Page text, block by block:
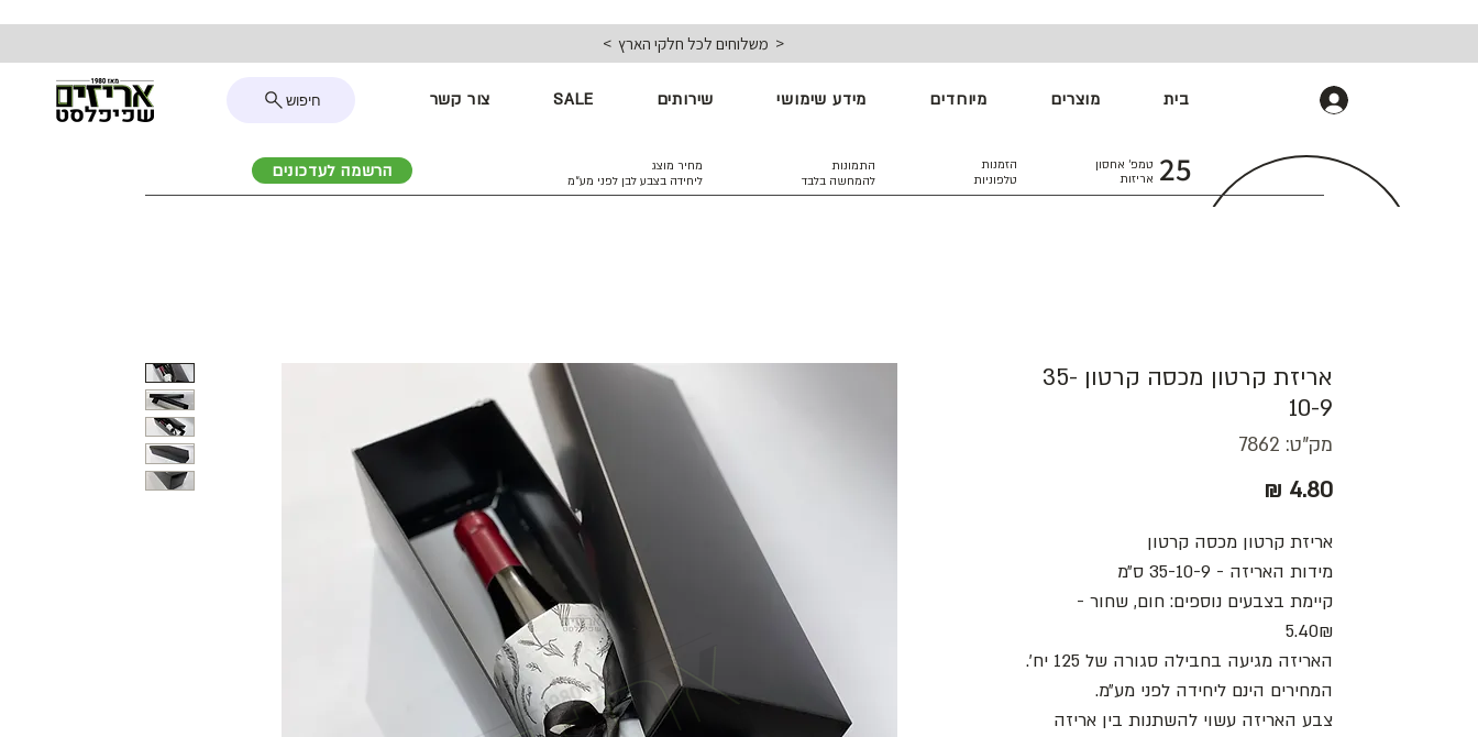
< משלוחים לכל חלקי הארץ >
חיפוש בית מוצרים מיוחדים מידע שימושי שירותים SALE צור קשר
הרשמה לעדכונים
מחיר מוצג
ליחידה בצבע לבן לפני מע״מ
התמונות
להמחשה בלבד
הזמנות
טלפוניות
25 טמפ׳ אחסון
אריזות
אריזת קרטון מכסה קרטון 35-
10-9
מק"ט: 7862
אריזת קרטון מכסה קרטון
מידות האריזה - 35-10-9 ס״מ
קיימת בצבעים נוספים: חום, שחור -
5.40₪
האריזה מגיעה בחבילה סגורה של 125 יח׳.
המחירים הינם ליחידה לפני מע״מ.
צבע האריזה עשוי להשתנות בין אריזה